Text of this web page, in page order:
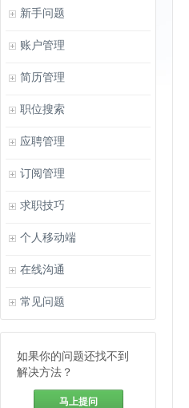
新手问题
账户管理
简历管理
职位搜索
应聘管理
订阅管理
求职技巧
个人移动端
在线沟通
常见问题
如果你的问题还找不到
解决方法？
马上提问